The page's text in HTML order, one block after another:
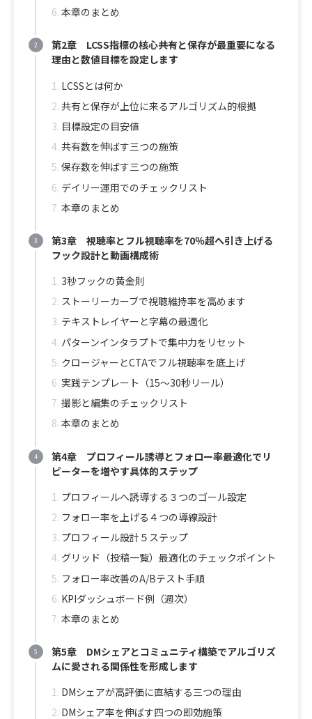
本章のまとめ
第2章 LCSS指標の核心――共有と保存が最重要になる
理由と数値目標を設定します
LCSSとは何か
共有と保存が上位に来るアルゴリズム的根拠
目標設定の目安値
共有数を伸ばす三つの施策
保存数を伸ばす三つの施策
デイリー運用でのチェックリスト
本章のまとめ
第3章 視聴率とフル視聴率を70％超へ引き上げる
フック設計と動画構成術
3秒フックの黄金則
ストーリーカーブで視聴維持率を高めます
テキストレイヤーと字幕の最適化
パターンインタラプトで集中力をリセット
クロージャーとCTAでフル視聴率を底上げ
実践テンプレート（15〜30秒リール）
撮影と編集のチェックリスト
本章のまとめ
第4章 プロフィール誘導とフォロー率最適化でリ
ピーターを増やす具体的ステップ
プロフィールへ誘導する３つのゴール設定
フォロー率を上げる４つの導線設計
プロフィール設計５ステップ
グリッド（投稿一覧）最適化のチェックポイント
フォロー率改善のA/Bテスト手順
KPIダッシュボード例（週次）
本章のまとめ
第5章 DMシェアとコミュニティ構築でアルゴリズ
ムに愛される関係性を形成します
DMシェアが高評価に直結する三つの理由
DMシェア率を伸ばす四つの即効施策